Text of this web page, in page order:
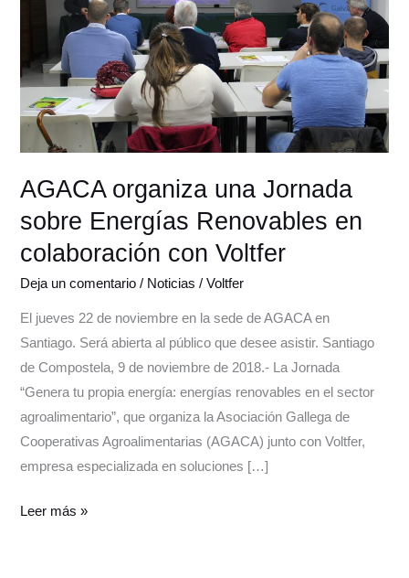
AGACA organiza una Jornada
sobre Energías Renovables en
colaboración con Voltfer
Deja un comentario / Noticias /Voltfer
El jueves 22 de noviembre en la sede de AGACA en
Santiago. Será abierta al público que desee asistir. Santiago
de Compostela, 9 de noviembre de 2018.- La Jornada
“Genera tu propia energía: energías renovables en el sector
agroalimentario”, que organiza la Asociación Gallega de
Cooperativas Agroalimentarias (AGACA) junto con Voltfer,
empresa especializada en soluciones […]
Energías
Renovables
en
colaboración
Leer más »